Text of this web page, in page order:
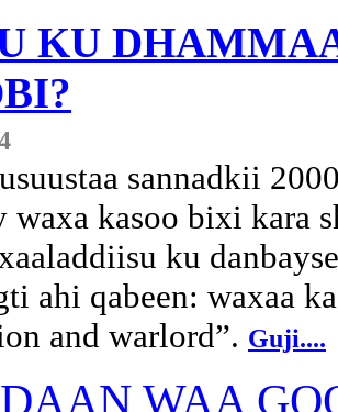
KU
sannadkii
waxa kasoo bixi kara
ku
ahi qabeen: waxaa
and warlord”. Guji....
WAA